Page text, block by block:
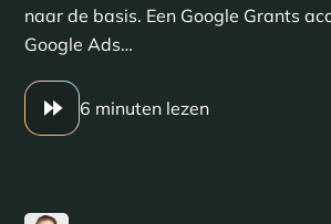
naar de basis. Een Google Grants
Google Ads…
6 minuten lezen